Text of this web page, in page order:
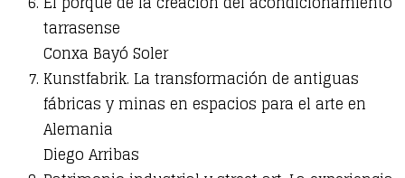
tarrasense
Conxa Bayó Soler
Kunstfabrik. La transformación de antiguas
fábricas y minas en espacios para el arte en
Alemania
Diego Arribas